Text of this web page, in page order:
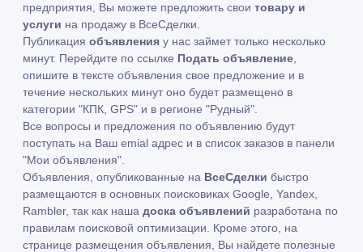
предприятия, Вы можете предложить свои товару и
услуги на продажу в ВсеСделки.
Публикация объявления у нас займет только несколько
минут. Перейдите по ссылке Подать объявление
опишите в тексте объявления свое предложение и в
течение нескольких минут оно будет размещено в
категории "КПК, GPS" и в регионе "Рудный".
Все вопросы и предложения по объявлению будут
поступать на Ваш emial адрес и в список заказов в панели
"Мои объявления".
Объявления, опубликованные на ВсеСделки быстро
размещаются в основных поисковиках Google, Yandex,
Rambler, так как наша доска объявлений разработана по
правилам поисковой оптимизации. Кроме этого, на
странице размещения объявления, Вы найдете полезные